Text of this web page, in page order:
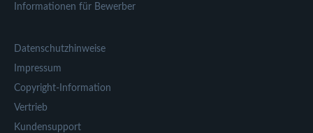
Informationen für Bewerber
Datenschutzhinweise
Impressum
Copyright-Information
Vertrieb
Kundensupport